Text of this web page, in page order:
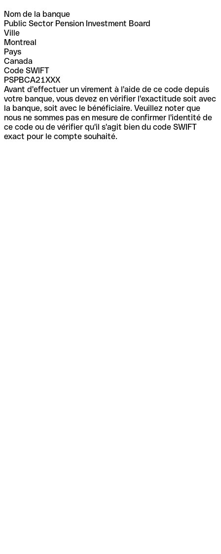
Nom de la banque
Public Sector Pension Investment Board
Ville
Montreal
Pays
Canada
Code SWIFT
PSPBCA21XXX
Avant d'effectuer un virement à l'aide de ce code depuis
votre banque, vous devez en vérifier l'exactitude soit avec
la banque, soit avec le bénéficiaire. Veuillez noter que
nous ne sommes pas en mesure de confirmer l'identité de
ce code ou de vérifier qu'il s'agit bien du code SWIFT
exact pour le compte souhaité.